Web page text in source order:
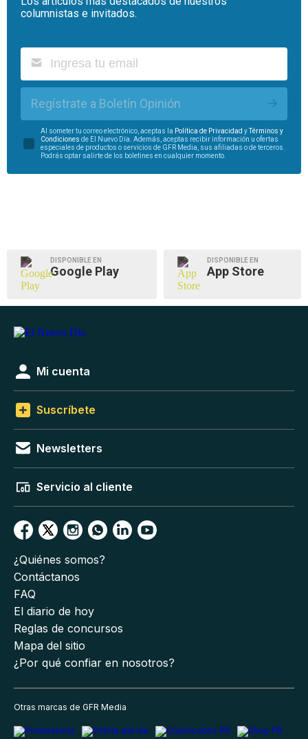
columnistas e invitados.
Regístrate a Boletín Opinión
Al someter tu correo electrónico, aceptas la Política de Privacidad yTérminos y
Condiciones de El Nuevo Día. Además, aceptas recibir información u ofertas
especiales de productos o servicios de GFR Media, sus afiliadas o de terceros.
Podrás optar salirte de los boletines en cualquier momento.
DISPONIBLE EN
Google Play
DISPONIBLE EN
App Store
Mi cuenta
Suscríbete
Newsletters
Servicio al cliente
¿Quiénes somos?
Contáctanos
FAQ
El diario de hoy
Reglas de concursos
Mapa del sitio
¿Por qué confiar en nosotros?
Otras marcas de GFR Media